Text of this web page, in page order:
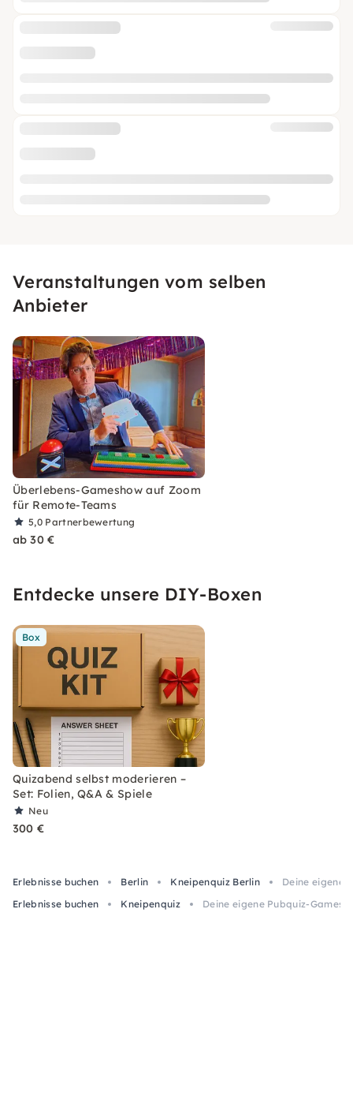
Veranstaltungen vom selben
Anbieter
Überlebens-Gameshow auf Zoom
für Remote-Teams
5,0 Partnerbewertung
ab 30 €
Entdecke unsere DIY-Boxen
Box
Quizabend selbst moderieren –
Set: Folien, Q&A & Spiele
Neu
300 €
Erlebnisse buchen Berlin Kneipenquiz Berlin
Deine eigene
Erlebnisse buchen
Kneipenquiz Deine eigene Pubquiz-